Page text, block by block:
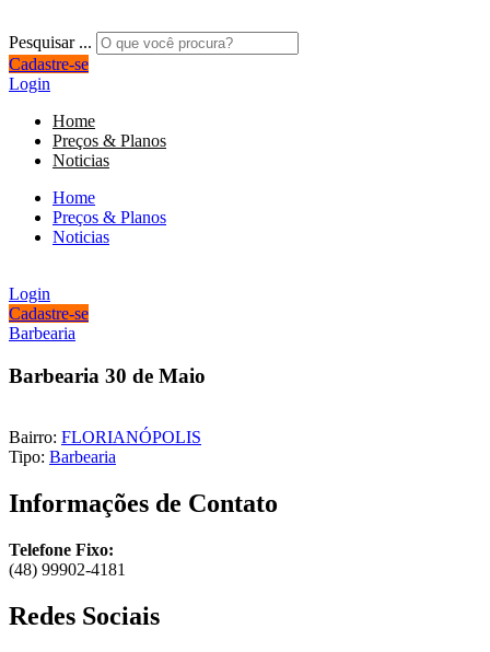
Pesquisar ...
Cadastre-se
Login
Home
Preços & Planos
Noticias
Home
Preços & Planos
Noticias
Login
Cadastre-se
Barbearia
Barbearia 30 de Maio
Bairro: FLORIANÓPOLIS
Tipo: Barbearia
Informações de Contato
Telefone Fixo:
(48) 99902-4181
Redes Sociais